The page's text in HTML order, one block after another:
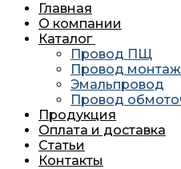
Главная
О компании
Каталог
Провод ПЩ
Провод
Эмальпровод
Провод
Продукция
Оплата и доставка
Статьи
Контакты